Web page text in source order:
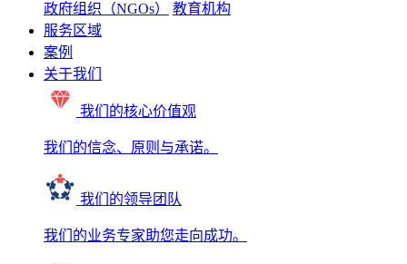
政府组织（NGOs）
教育机构
服务区域
案例
关于我们
我们的核心价值观
我们的信念、原则与承诺。
我们的领导团队
我们的业务专家助您走向成功。